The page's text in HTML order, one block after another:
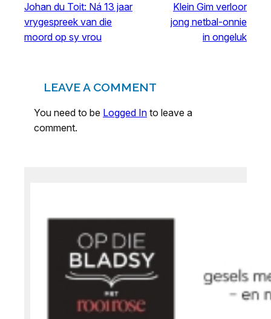
Johan du Toit: Ná 13 jaar
vrygespreek van die
moord op sy vrou
Klein Gim verloor
jong netbal-onnie
in ongeluk
LEAVE A COMMENT
You need to be Logged In to leave a
comment.